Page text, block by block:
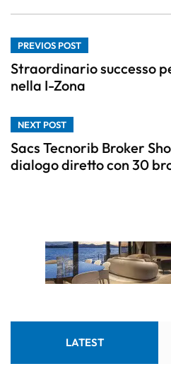
PREVIOS POST
Straordinario successo
nella I-Zona
NEXT POST
Sacs Tecnorib Broker
dialogo diretto con 30
LATEST